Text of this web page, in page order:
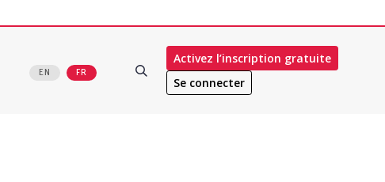
EN FR
Activez l’inscription gratuite
Se connecter